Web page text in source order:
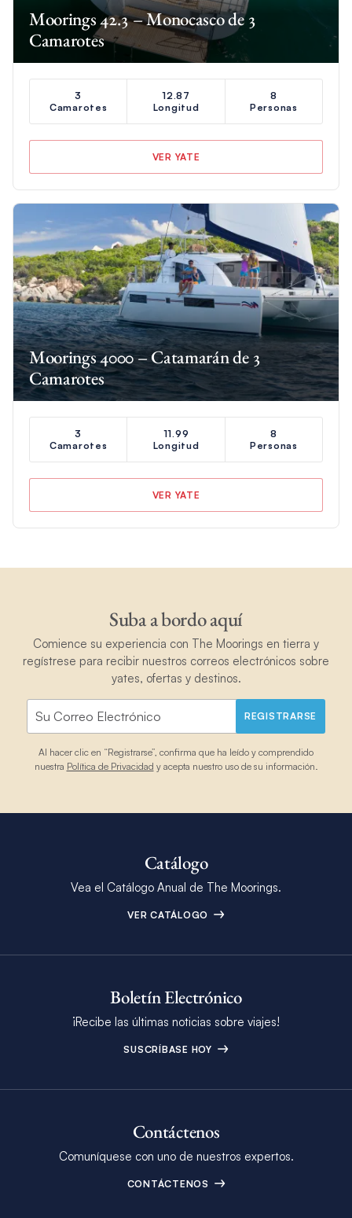
Moorings 42.3 – Monocasco de 3
Camarotes
3
Camarotes
12.87
Longitud
8
Personas
VER YATE
Moorings 4000 – Catamarán de 3
Camarotes
3
Camarotes
11.99
Longitud
8
Personas
VER YATE
Suba a bordo aquí
Comience su experiencia con The Moorings en tierra y
regístrese para recibir nuestros correos electrónicos sobre
yates, ofertas y destinos.
REGISTRARSE
Al hacer clic en “Registrarse”, confirma que ha leído y comprendido
nuestra Política de Privacidad y acepta nuestro uso de su información.
Catálogo
Vea el Catálogo Anual de The Moorings.
VER CATÁLOGO
Boletín Electrónico
¡Recibe las últimas noticias sobre viajes!
SUSCRÍBASE HOY
Contáctenos
Comuníquese con uno de nuestros expertos.
CONTÁCTENOS